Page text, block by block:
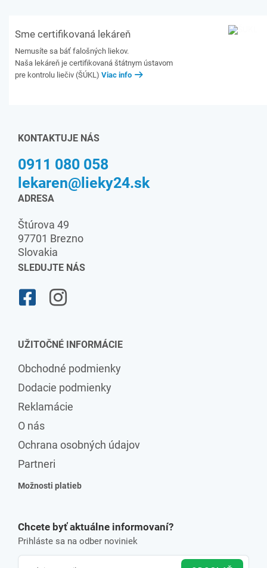
Sme certifikovaná lekáreň
Nemusíte sa báť falošných liekov.
Naša lekáreň je certifikovaná štátnym ústavom
pre kontrolu liečiv (ŠÚKL) Viac info
KONTAKTUJE NÁS
0911 080 058
lekaren@lieky24.sk
ADRESA
Štúrova 49
97701 Brezno
Slovakia
SLEDUJTE NÁS
UŽITOČNÉ INFORMÁCIE
Obchodné podmienky
Dodacie podmienky
Reklamácie
O nás
Ochrana osobných údajov
Partneri
Možnosti platieb
Chcete byť aktuálne informovaní?
Prihláste sa na odber noviniek